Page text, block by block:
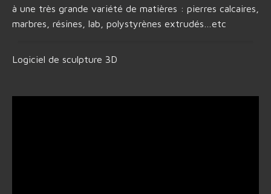
à une très grande variété de matières : pierres calcaires,
marbres, résines, lab, polystyrènes extrudés…etc
Logiciel de sculpture 3D